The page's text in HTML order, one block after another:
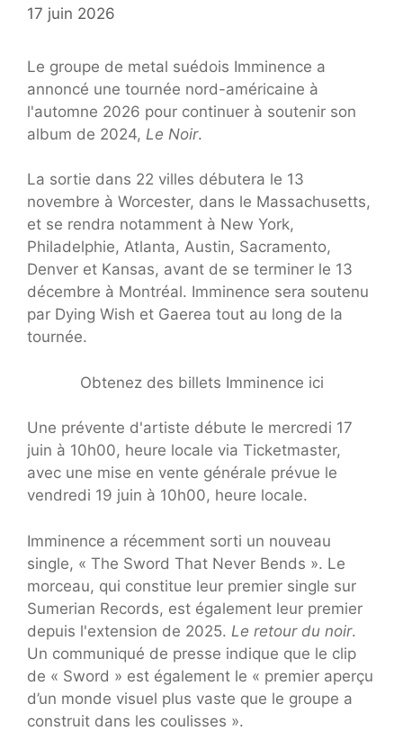
17 juin 2026
Le groupe de metal suédois Imminence a
annoncé une tournée nord-américaine à
l'automne 2026 pour continuer à soutenir son
album de 2024, Le Noir.
La sortie dans 22 villes débutera le 13
novembre à Worcester, dans le Massachusetts,
et se rendra notamment à New York,
Philadelphie, Atlanta, Austin, Sacramento,
Denver et Kansas, avant de se terminer le 13
décembre à Montréal. Imminence sera soutenu
par Dying Wish et Gaerea tout au long de la
tournée.
Obtenez des billets Imminence ici
Une prévente d'artiste débute le mercredi 17
juin à 10h00, heure locale via Ticketmaster,
avec une mise en vente générale prévue le
vendredi 19 juin à 10h00, heure locale.
Imminence a récemment sorti un nouveau
single, « The Sword That Never Bends ». Le
morceau, qui constitue leur premier single sur
Sumerian Records, est également leur premier
depuis l'extension de 2025. Le retour du noir.
Un communiqué de presse indique que le clip
de « Sword » est également le « premier aperçu
d’un monde visuel plus vaste que le groupe a
construit dans les coulisses ».